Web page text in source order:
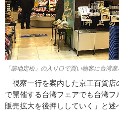
「築地定松」の入り口で買い物客に台湾
視察一行を案内した京王百貨店
で開催する台湾フェアでも台湾フ
販売拡大を後押ししていく」と述